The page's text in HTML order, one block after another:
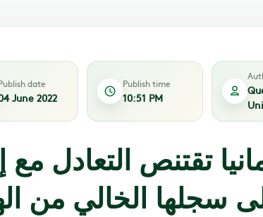
date
June 2022
Publish time
10:51 PM
تقتنص التعادل
سجلها الخالي من